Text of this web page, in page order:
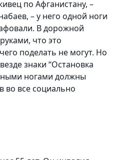
по Афганистану, –
– у него одной ноги
В дорожной
что это
поделать не могут. Но
знаки “Остановка
ногами должны
во все социально